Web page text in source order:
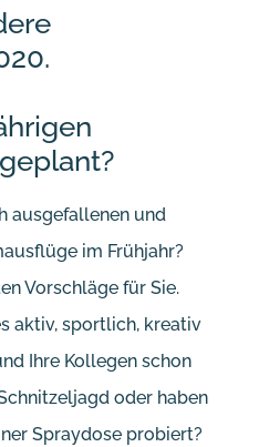
ausgefallenen und
im Frühjahr?
Vorschläge für Sie.
aktiv, sportlich, kreativ
Ihre Kollegen schon
oder haben
Spraydose probiert?